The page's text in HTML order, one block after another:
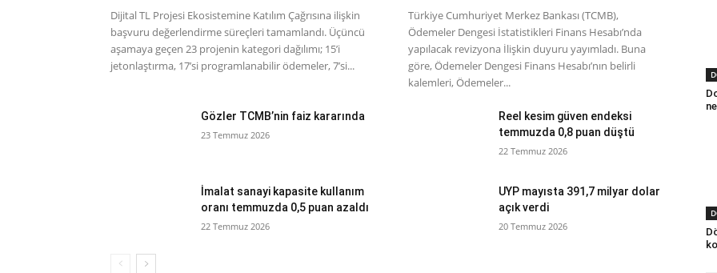
Dijital TL Projesi Ekosistemine Katılım Çağrısına ilişkin
başvuru değerlendirme süreçleri tamamlandı. Üçüncü
aşamaya geçen 23 projenin kategori dağılımı; 15’i
jetonlaştırma, 17’si programlanabilir ödemeler, 7’si...
Türkiye Cumhuriyet Merkez Bankası (TCMB),
Ödemeler Dengesi İstatistikleri Finans Hesabı’nda
yapılacak revizyona İlişkin duyuru yayımladı. Buna
göre, Ödemeler Dengesi Finans Hesabı’nın belirli
kalemleri, Ödemeler...
Gözler TCMB’nin faiz kararında
23 Temmuz 2026
Reel kesim güven endeksi
temmuzda 0,8 puan düştü
22 Temmuz 2026
İmalat sanayi kapasite kullanım
oranı temmuzda 0,5 puan azaldı
22 Temmuz 2026
UYP mayısta 391,7 milyar dolar
açık verdi
20 Temmuz 2026